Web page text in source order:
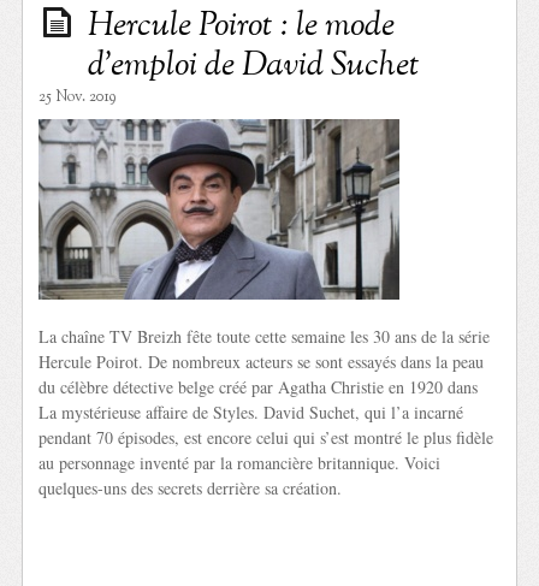
Hercule Poirot : le mode
d’emploi de David Suchet
25 Nov. 2019
La chaîne TV Breizh fête toute cette semaine les 30 ans de la série
Hercule Poirot. De nombreux acteurs se sont essayés dans la peau
du célèbre détective belge créé par Agatha Christie en 1920 dans
La mystérieuse affaire de Styles. David Suchet, qui l’a incarné
pendant 70 épisodes, est encore celui qui s’est montré le plus fidèle
au personnage inventé par la romancière britannique. Voici
quelques-uns des secrets derrière sa création.